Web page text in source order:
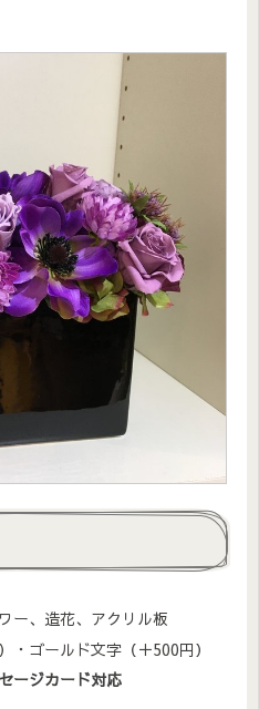
ー、造花、アクリル板
・ゴールド文字（＋500円）
ージカード対応